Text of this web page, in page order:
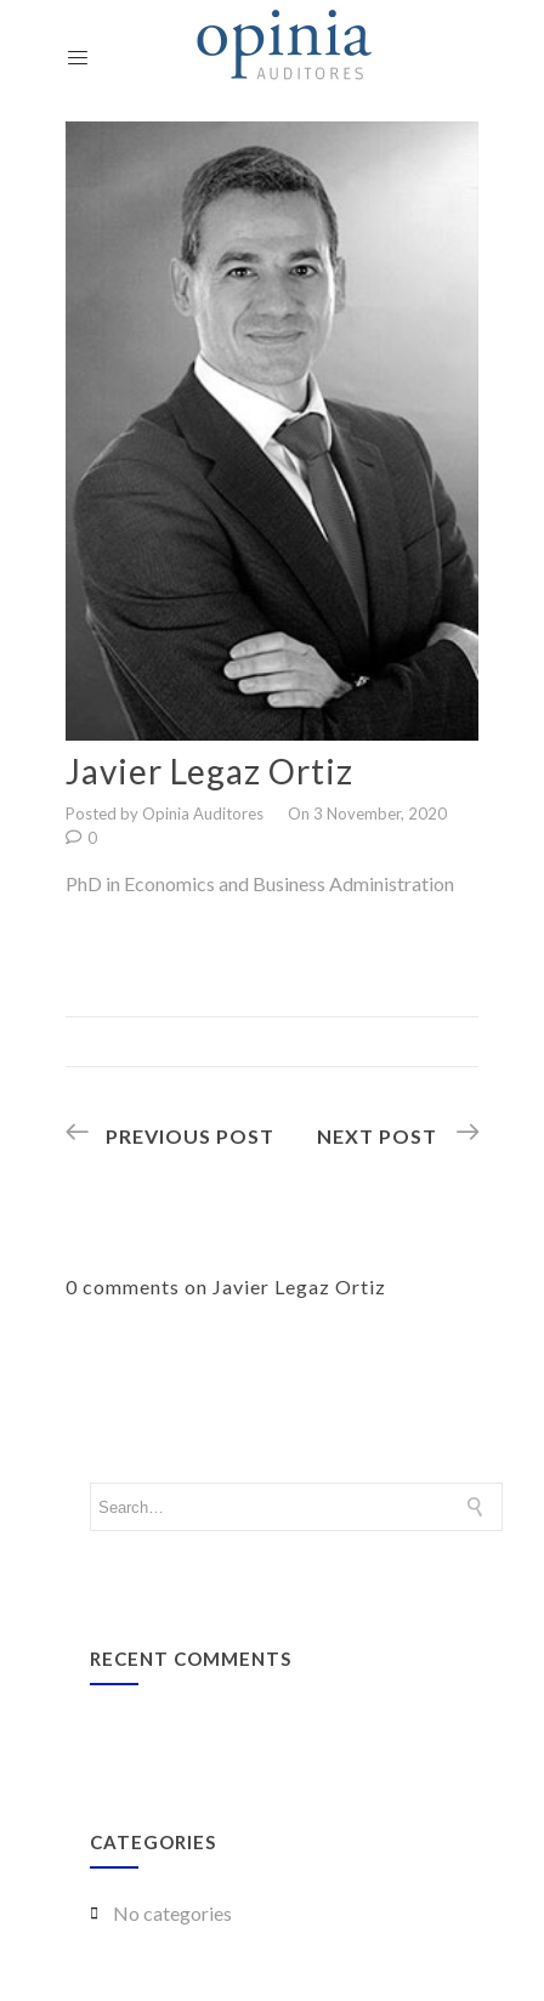
Javier Legaz Ortiz
Posted by Opinia Auditores
On 3 November, 2020
0
PhD in Economics and Business Administration
PREVIOUS POST NEXT POST
0 comments on Javier Legaz Ortiz
RECENT COMMENTS
CATEGORIES
No categories